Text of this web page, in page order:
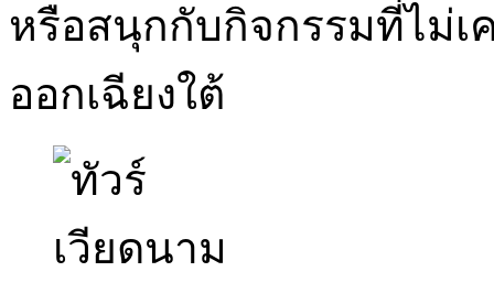
หรือสนุกกับกิจกรรมที่ไม่เ
ออกเฉียงใต้